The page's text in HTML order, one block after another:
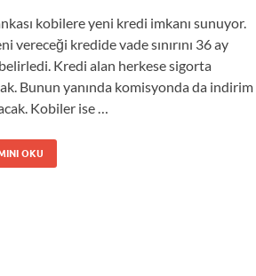
kobilere yeni kredi imkanı sunuyor.
vereceği kredide vade sınırını 36 ay
Kredi alan herkese sigorta
Bunun yanında komisyonda da indirim
Kobiler ise …
OKU